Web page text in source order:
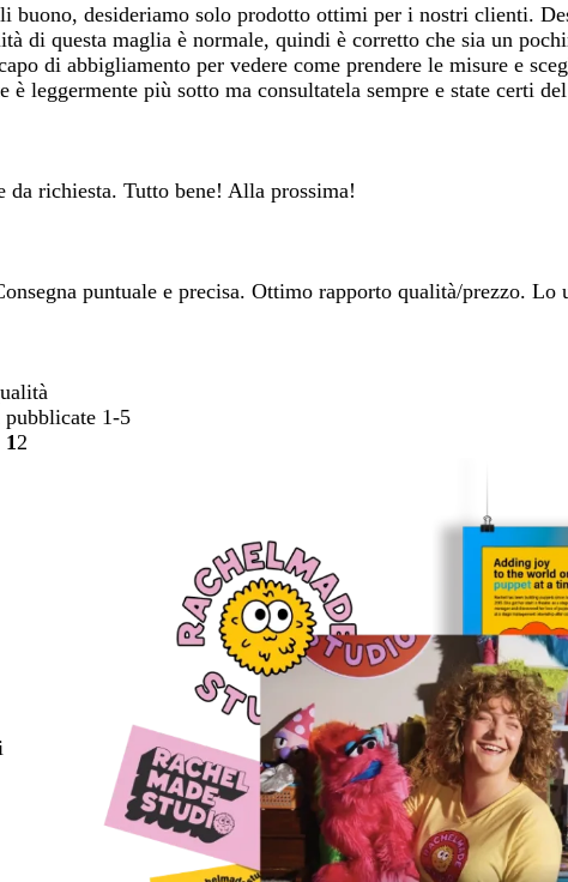
buono, desideriamo solo prodotto ottimi per i nostri clienti.
di questa maglia è normale, quindi è corretto che sia un
di abbigliamento per vedere come prendere le misure e
leggermente più sotto ma consultatela sempre e state certi
da richiesta. Tutto bene! Alla prossima!
puntuale e precisa. Ottimo rapporto qualità/prezzo. Lo
pubblicate 1-5
vai
1 vai
2